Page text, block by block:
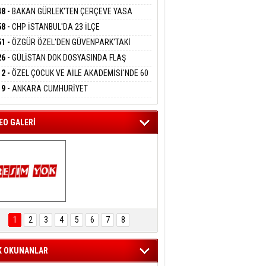
Kaynas
DEV YATIRIM!
- BAKAN GÜRLEK'TEN ÇERÇEVE YASA
ÇİZGİMİZ ŞEHİT AİLELERİ
HASSASİYETİDİR''
- CHP İSTANBUL'DA 23 İLÇE
ATAMALAR GERÇEKLEŞTİ
- ÖZGÜR ÖZEL'DEN GÜVENPARK'TAKİ
DESTEK:''SONUÇ ALANA KADAR
- GÜLİSTAN DOK DOSYASINDA FLAŞ
2 DALGIÇ DELİL KARARTMA
TUTUTKLANDI
- ÖZEL ÇOCUK VE AİLE AKADEMİSİ'NDE 60
HİZMET VERİLDİ
- ANKARA CUMHURİYET
ÖZGÜR ÖZEL VE VELİ
HAKKINDA FEZLEKE
GALERİ
ENGELSİZ
FESTİVALİ
KONSERİ
MEST
1 2 3 4 5 6 7 8
OKUNANLAR